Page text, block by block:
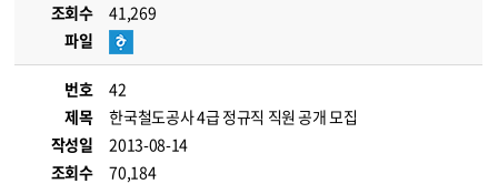
조회수
41,269
파일
번호
42
제목
한국철도공사 4급 정규직 직원 공개 모집
작성일
2013-08-14
조회수
70,184